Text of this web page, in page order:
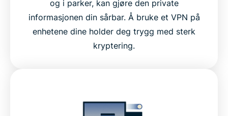
og i parker, kan gjøre den private
informasjonen din sårbar. Å bruke et VPN på
enhetene dine holder deg trygg med sterk
kryptering.